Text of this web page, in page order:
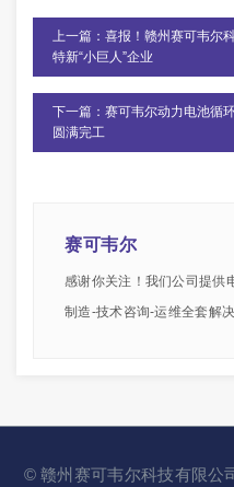
上一篇：喜报！赣州赛可韦尔
特新“小巨人”企业
下一篇：赛可韦尔动力电池循
圆满完工
赛可韦尔
感谢你关注！我们公司提供
制造-技术咨询-运维全套解决
© 赣州赛可韦尔科技有限公